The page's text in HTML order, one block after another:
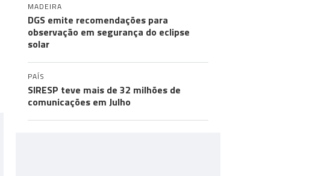
MADEIRA
DGS emite recomendações para
observação em segurança do eclipse
solar
PAÍS
SIRESP teve mais de 32 milhões de
comunicações em Julho